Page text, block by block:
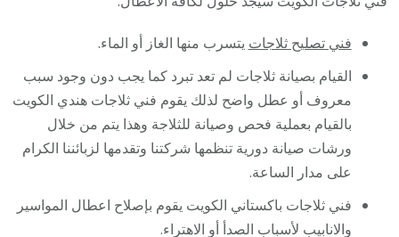
فني تصليح ثلاجات يتسرب منها الغاز أو الماء.
القيام بصيانة ثلاجات لم تعد تبرد كما يجب دون وجود سبب
معروف أو عطل واضح لذلك يقوم فني ثلاجات هندي الكويت
بالقيام بعملية فحص وصيانة للثلاجة وهذا يتم من خلال
ورشات صيانة دورية تنظمها شركتنا وتقدمها لزبائننا الكرام
على مدار الساعة.
فني ثلاجات باكستاني الكويت يقوم بإصلاح اعطال المواسير
والانابيب لأسباب الصدأ أو الاهتراء.